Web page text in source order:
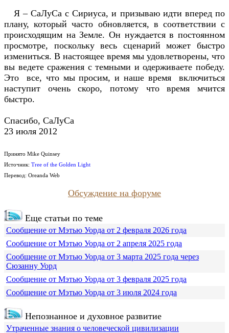
Я – СаЛуСа с Сириуса, и призываю идти вперед по
плану, который часто обновляется, в соответствии с
происходящим на Земле. Он нуждается в постоянном
просмотре, поскольку весь сценарий может быстро
измениться. В настоящее время мы удовлетворены, что
вы ведете сражения с темными и одерживаете победу.
Это все, что мы просим, и наше время включиться
наступит очень скоро, потому что время мчится
быстро.
Спасибо, СаЛуСа
23 июля 2012
Принято Mike Quinsey
Источник: Tree of the Golden Light
Перевод: Oreanda Web
Обсуждение на форуме
Еще статьи по теме
Сообщение от Мэтью Уорда от 2 февраля 2026 года
Сообщение от Мэтью Уорда от 2 апреля 2025 года
Сообщение от Мэтью Уорда от 3 марта 2025 года через
Сюзанну Уорд
Сообщение от Мэтью Уорда от 3 февраля 2025 года
Сообщение от Мэтью Уорда от 3 июля 2024 года
Непознанное и духовное развитие
Утраченные знания о человеческой цивилизации